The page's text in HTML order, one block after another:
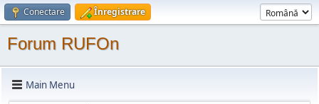
Conectare Înregistrare
Forum RUFOn
Main Menu